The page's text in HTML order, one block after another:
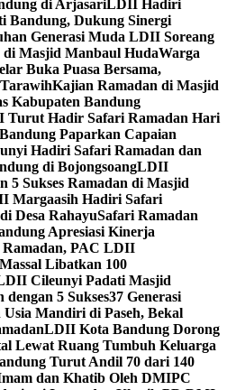
di ArjasariLDII Hadiri
Bandung, Dukung Sinergi
Generasi Muda LDII Soreang
di Masjid Manbaul HudaWarga
Buka Puasa Bersama,
Kajian Ramadan di Masjid
Kabupaten Bandung
Turut Hadir Safari Ramadan Hari
Paparkan Capaian
Hadiri Safari Ramadan dan
di BojongsoangLDII
5 Sukses Ramadan di Masjid
Margaasih Hadiri Safari
Desa RahayuSafari Ramadan
Apresiasi Kinerja
Ramadan, PAC LDII
Libatkan 100
Cileunyi Padati Masjid
5 Sukses37 Generasi
Mandiri di Paseh, Bekal
LDII Kota Bandung Dorong
Lewat Ruang Tumbuh Keluarga
Turut Andil 70 dari 140
dan Khatib Oleh DMIPC